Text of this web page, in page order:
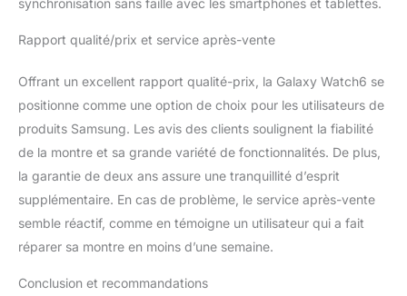
synchronisation sans faille avec les smartphones et tablettes.
Rapport qualité/prix et service après-vente
Offrant un excellent rapport qualité-prix, la Galaxy Watch6 se
positionne comme une option de choix pour les utilisateurs de
produits Samsung. Les avis des clients soulignent la fiabilité
de la montre et sa grande variété de fonctionnalités. De plus,
la garantie de deux ans assure une tranquillité d’esprit
supplémentaire. En cas de problème, le service après-vente
semble réactif, comme en témoigne un utilisateur qui a fait
réparer sa montre en moins d’une semaine.
Conclusion et recommandations